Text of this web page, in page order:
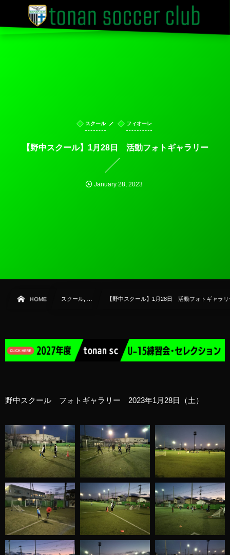
スクール フィオーレ
【野中スクール】1月28日 活動フォトギャラリー
January 28, 2023
HOME スクール, … 【野中スクール】1月28日 活動フォトギャラリ
野中スクール フォトギャラリー 2023年1月28日（土）